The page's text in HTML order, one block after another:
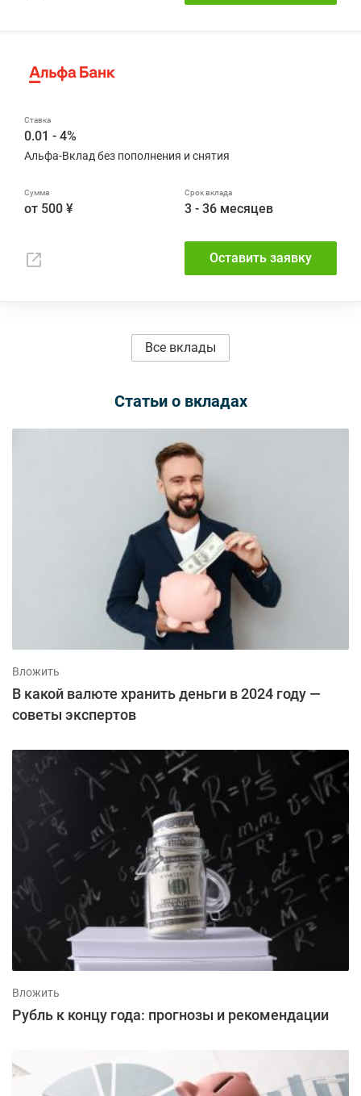
0.01 - 4%
Альфа-Вклад без пополнения и снятия
от 500 ¥ 3 - 36 месяцев
Оставить заявку
Все вклады
Статьи о вкладах
Вложить
В какой валюте хранить деньги в 2024 году —
советы экспертов
Вложить
Рубль к концу года: прогнозы и рекомендации